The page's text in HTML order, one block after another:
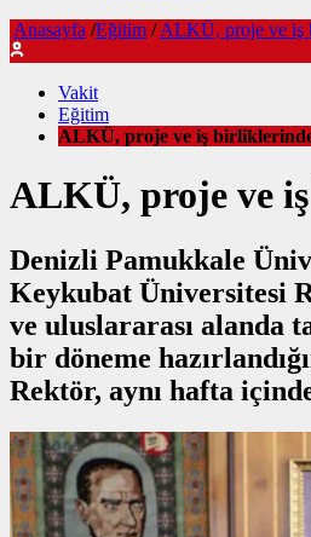
Anasayfa /Eğitim / ALKÜ, proje ve iş
Vakit
Eğitim
ALKÜ, proje ve iş
ALKÜ, proje ve
Denizli Pamukkale
Keykubat Üniversitesi
ve uluslararası alanda
bir döneme
Rektör, aynı hafta